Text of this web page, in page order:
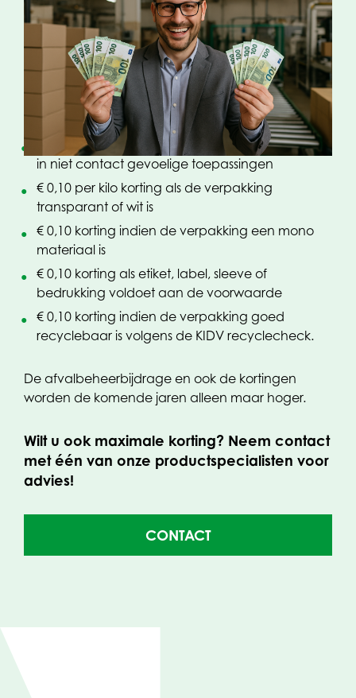
Hoe krijgt u korting?
als de verpakking voldoet aan de volgende
€ 0,20 per kilo korting bij inzet van 20% recyclaat
in niet contact gevoelige toepassingen
€ 0,10 per kilo korting als de verpakking
transparant of wit is
€ 0,10 korting indien de verpakking een mono
materiaal is
€ 0,10 korting als etiket, label, sleeve of
bedrukking voldoet aan de voorwaarde
€ 0,10 korting indien de verpakking goed
recyclebaar is volgens de KIDV recyclecheck.
De afvalbeheerbijdrage en ook de kortingen
worden de komende jaren alleen maar hoger.
Wilt u ook maximale korting? Neem contact
met één van onze productspecialisten voor
advies!
CONTACT